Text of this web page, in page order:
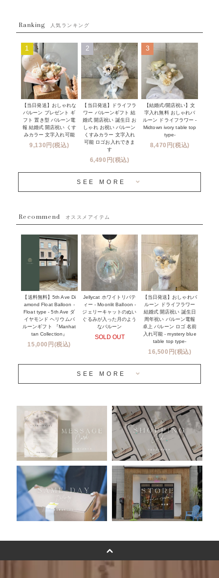
ムーンリットバルーン
コンフェッティバルーン
フリンジバルーン
デコレーションセット
プロップスバルーン
オプション
成人式・卒業式・入学式バルーンブーケ
開店・周年祝い
発表会・劇場
その他お祝い
クリスマス
新商品
~３０００円
~５５００円
１１０００円以上
NEW YORK MIND - ニューヨークスタイルバルーン
※コンフェッティバルーン -プリント内容-
発送について
Q&A
メッセージカード・電報について
オーダーメイドについて
セミオーダーについて
フリンジバルーンについて
コンフェッティバルーンについて
ハワイウェディングサービス
企業・法人様
ウェディングコンフェッティバルーン特集
実店舗について -大阪 堀江店・名古屋 星ヶ丘店・滋賀 配送
センター店・沖縄 嘉手納基地店-
プリントサービス
前撮り写真バルーン特集
姉妹店＆関連ショップについて
安心のチャビーバルーン
おすすめ商品
バルーン自動販売機
浮くバルーンオーダーメイド - coming soonn -
卓上バルーンオーダーメイド
ムーンリットバルーンについて
その他オーダーメイド
バルーンフラワーブーケについて
プリントフォント詳細＆使用例
Ranking 人気ランキング
1
【当日発送】おしゃれな
バルーン プレゼント ギ
フト 置き型 バルーン電
報 結婚式 開店祝い くす
みカラー 文字入れ可能
9,130円(税込)
2
【当日発送】ドライフラ
ワー バルーンギフト 結
婚式 開店祝い 誕生日 お
しゃれ お祝い バルーン
くすみカラー 文字入れ
可能 ロゴお入れできま
す
6,490円(税込)
3
【結婚式/開店祝い】文
字入れ無料 おしゃれバ
ルーン ドライフラワー -
Midtown ivory table top
type-
8,470円(税込)
SEE MORE
Recommend オススメアイテム
【送料無料】5th Ave Di
amond Float Balloon -
Float type - 5th Ave ダ
イヤモンド ヘリウムバ
ルーンギフト 『Manhat
tan Collection』
15,000円(税込)
Jellycat ホワイトリバテ
ィー - Moonlit Balloon -
ジェリーキャットのぬい
ぐるみが入った月のよう
なバルーン
SOLD OUT
【当日発送】おしゃれバ
ルーン ドライフラワー
結婚式 開店祝い 誕生日
周年祝い バルーン電報
卓上 バルーン ロゴ 名前
入れ可能 - mystery blue
table top type-
16,500円(税込)
SEE MORE